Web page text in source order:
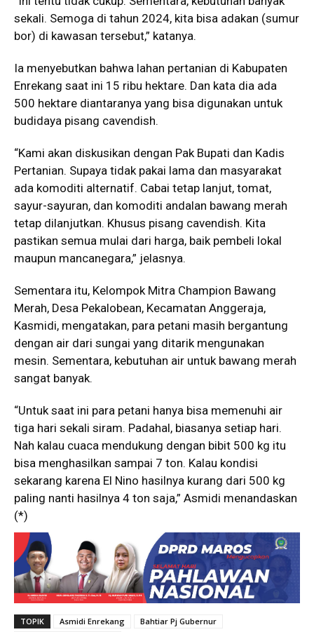
sekali. Semoga di tahun 2024, kita bisa adakan (sumur
bor) di kawasan tersebut,” katanya.
Ia menyebutkan bahwa lahan pertanian di Kabupaten
Enrekang saat ini 15 ribu hektare. Dan kata dia ada
500 hektare diantaranya yang bisa digunakan untuk
budidaya pisang cavendish.
“Kami akan diskusikan dengan Pak Bupati dan Kadis
Pertanian. Supaya tidak pakai lama dan masyarakat
ada komoditi alternatif. Cabai tetap lanjut, tomat,
sayur-sayuran, dan komoditi andalan bawang merah
tetap dilanjutkan. Khusus pisang cavendish. Kita
pastikan semua mulai dari harga, baik pembeli lokal
maupun mancanegara,” jelasnya.
Sementara itu, Kelompok Mitra Champion Bawang
Merah, Desa Pekalobean, Kecamatan Anggeraja,
Kasmidi, mengatakan, para petani masih bergantung
dengan air dari sungai yang ditarik mengunakan
mesin. Sementara, kebutuhan air untuk bawang merah
sangat banyak.
“Untuk saat ini para petani hanya bisa memenuhi air
tiga hari sekali siram. Padahal, biasanya setiap hari.
Nah kalau cuaca mendukung dengan bibit 500 kg itu
bisa menghasilkan sampai 7 ton. Kalau kondisi
sekarang karena El Nino hasilnya kurang dari 500 kg
paling nanti hasilnya 4 ton saja,” Asmidi menandaskan
(*)
TOPIK Asmidi Enrekang
Bahtiar Pj Gubernur